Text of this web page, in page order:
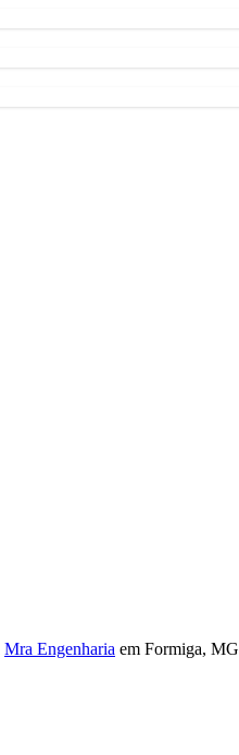
Mra Engenharia em Formiga, MG